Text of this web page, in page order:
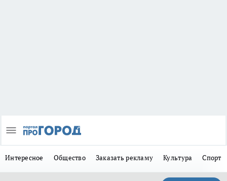
Интересное Общество Заказать рекламу Культура Спорт